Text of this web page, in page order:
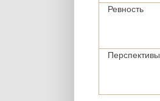
Ревность
Перспективы